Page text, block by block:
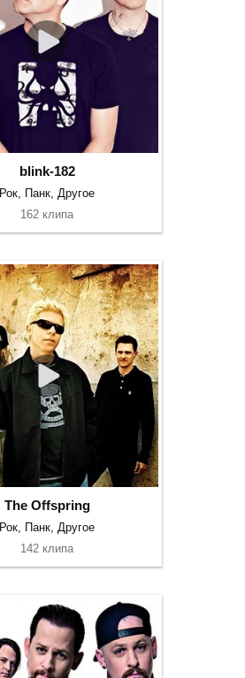
blink-182
Рок, Панк, Другое
162 клипа
The Offspring
Рок, Панк, Другое
142 клипа